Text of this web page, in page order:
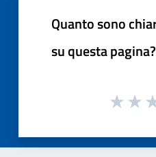
Quanto sono
su questa pagina?